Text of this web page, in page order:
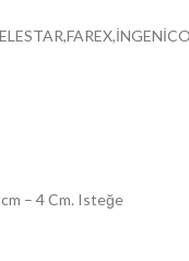
– 4 Cm. Isteğe